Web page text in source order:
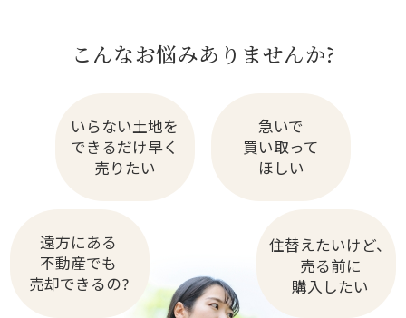
こんなお悩みありませんか?
いらない土地を
できるだけ早く
売りたい
急いで
買い取って
ほしい
遠方にある
不動産でも
売却できるの?
住替えたいけど、
売る前に
購入したい